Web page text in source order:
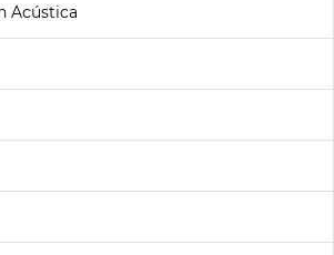
Acústica